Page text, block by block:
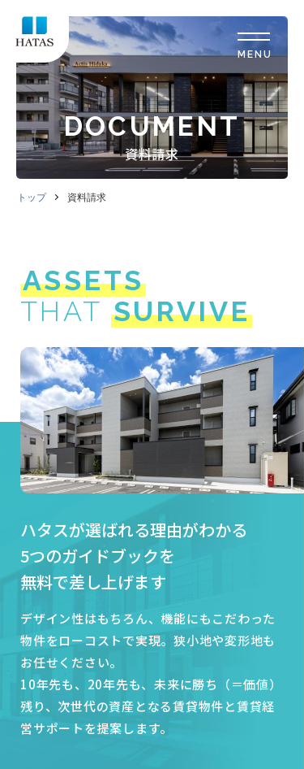
DOCUMENT
資料請求
トップ 資料請求
ASSETS
THAT SURVIVE
ハタスが選ばれる理由がわかる
5つのガイドブックを
無料で差し上げます
デザイン性はもちろん、機能にもこだわった
物件をローコストで実現。 狭小地や変形地も
お任せください。
10年先も、20年先も、未来に勝ち（＝価値）
残り、次世代の資産となる賃貸物件と賃貸経
営サポートを提案します。